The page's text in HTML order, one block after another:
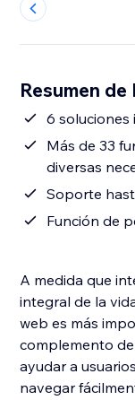
Resumen
6
Más de 33
diversas
Soporte
Función de
A medida que
integral de la
web es más
complemento
ayudar a
navegar